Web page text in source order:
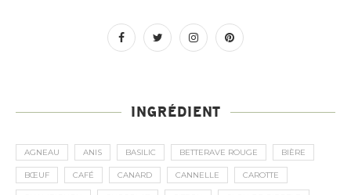
INGRÉDIENT
AGNEAU ANIS BASILIC BETTERAVE ROUGE BIÈRE
BŒUF CAFÉ CANARD CANNELLE CAROTTE